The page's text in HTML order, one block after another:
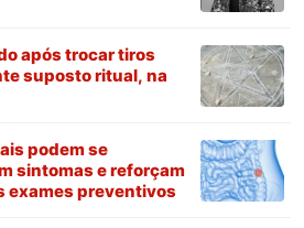
após trocar tiros
suposto ritual, na
podem se
sintomas e reforçam
exames preventivos